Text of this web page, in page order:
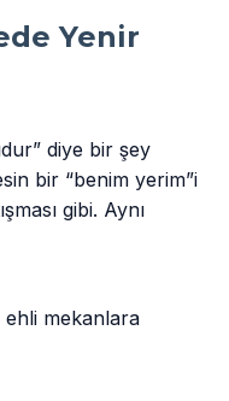
Yenir
diye bir şey
bir “benim yerim”i
gibi. Aynı
ehli mekanlara